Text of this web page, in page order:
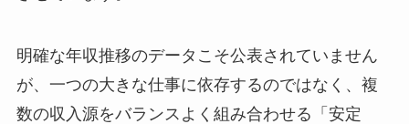
明確な年収推移のデータこそ公表されていません
が、一つの大きな仕事に依存するのではなく、複
数の収入源をバランスよく組み合わせる「安定